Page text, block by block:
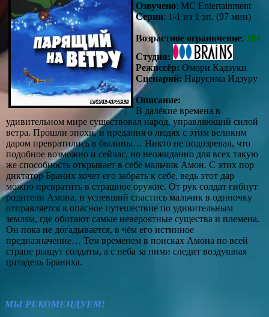
Озвучено: MC Entertainment
Серии: 1-1 из 1 эп. (97 мин)
Возрастное ограничение: 10+
Студия:
Режиссёр: Омори Кадзуки
Сценарий: Нарусима Идзуру
Описание:
В далёкие времена в
удивительном мире существовал народ, управляющий силой
ветра. Прошли эпохи, и предания о людях с этим великим
даром превратились в былины… Никто не подозревал, что
подобное возможно и сейчас, но неожиданно для всех такую
же способность открывает в себе мальчик Амон. С этих пор
диктатор Браних хочет его забрать к себе, ведь этот дар
можно превратить в страшное оружие. От рук солдат гибнут
родители Амона, и успевший спастись мальчик в одиночку
отправляется в опасное путешествие по удивительным
землям, где обитают самые невероятные существа и племена.
Он пока не догадывается, в чём его истинное
предназначение… Тем временем в поисках Амона по всей
стране рыщут солдаты, а с неба за ними следит воздушная
цитадель Браниха.
МЫ РЕКОМЕНДУЕМ!